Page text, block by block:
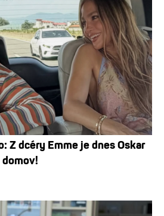
Z dcéry Emme je dnes Oskar